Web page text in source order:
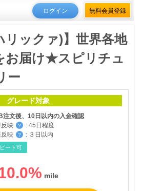
ログイン 無料会員登録
リックァ)】世界各地
お届け★スピリチュ
ー
グレード対象
注文後、10日以内の入金確認
映
？ : 45日程度
映
？ : ３日以内
ート可
%